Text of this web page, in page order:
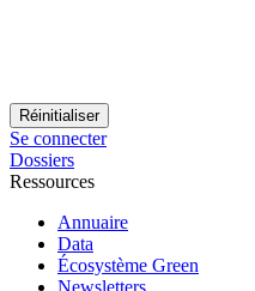
Se connecter
Dossiers
Ressources
Annuaire
Data
Écosystème Green
Newsletters